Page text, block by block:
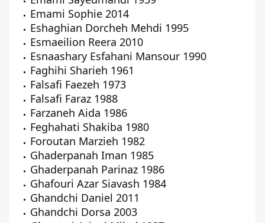
Emami Sophie 2014
Eshaghian Dorcheh Mehdi 1995
Esmaeilion Reera 2010
Esnaashary Esfahani Mansour 1990
Faghihi Sharieh 1961
Falsafi Faezeh 1973
Falsafi Faraz 1988
Farzaneh Aida 1986
Feghahati Shakiba 1980
Foroutan Marzieh 1982
Ghaderpanah Iman 1985
Ghaderpanah Parinaz 1986
Ghafouri Azar Siavash 1984
Ghandchi Daniel 2011
Ghandchi Dorsa 2003